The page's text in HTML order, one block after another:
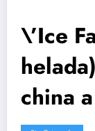
\’Ice
china